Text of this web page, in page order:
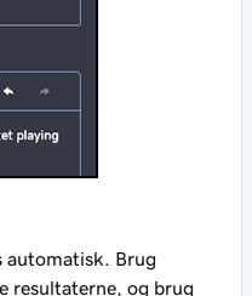
automatisk. Brug
resultaterne, og brug